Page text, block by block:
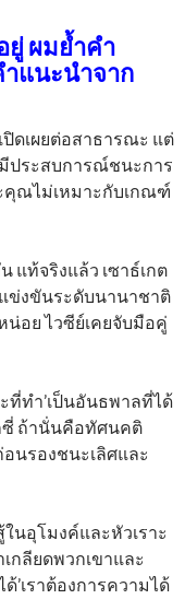
ยู่ ผมย้ำคำ
แนะนำจาก
ปิดเผยต่อสาธารณะ แต่
มีประสบการณ์ชนะการ
คุณไม่เหมาะกับเกณฑ์
แท้จริงแล้ว เซาธ์เกต
ข่งขันระดับนานาชาติ
น่อย ไวซีย์เคยจับมือคู่
ที่ทำ’เป็นอันธพาลที่ได้
ถ้านั่นคือทัศนคติ
นรองชนะเลิศและ
นอุโมงค์และหัวเราะ
กลียดพวกเขาและ
’เราต้องการความได้